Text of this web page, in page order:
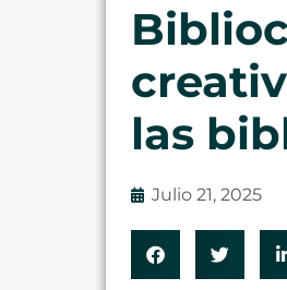
las
Julio 21, 2025